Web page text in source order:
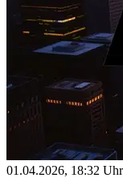
01.04.2026, 18:32 Uhr